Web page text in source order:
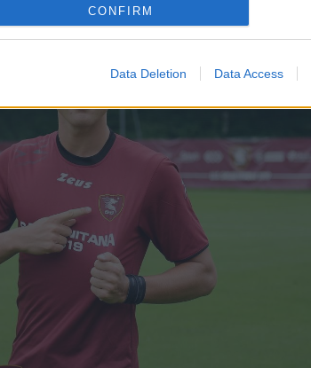
CONFIRM
Data Deletion Data Access